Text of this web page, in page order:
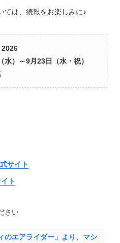
ては、続報をお楽しみに♪
2026
水）～9月23日（水・祝）
サイト
ト
さい
のエアライダー」より、マシ